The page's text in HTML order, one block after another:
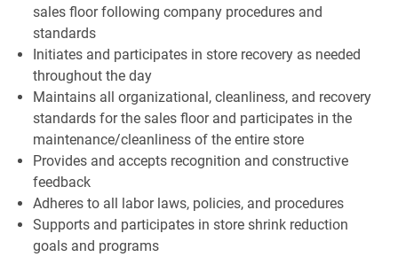
sales floor following company procedures and
standards
Initiates and participates in store recovery as needed
throughout the day
Maintains all organizational, cleanliness, and recovery
standards for the sales floor and participates in the
maintenance/cleanliness of the entire store
Provides and accepts recognition and constructive
feedback
Adheres to all labor laws, policies, and procedures
Supports and participates in store shrink reduction
goals and programs